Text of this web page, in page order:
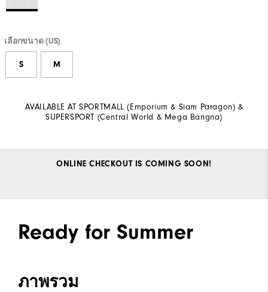
เลือกขนาด (US)
S M
AVAILABLE AT SPORTMALL (Emporium & Siam Paragon) &
SUPERSPORT (Central World & Mega Bangna)
ONLINE CHECKOUT IS COMING SOON!
Ready for Summer
ภาพรวม